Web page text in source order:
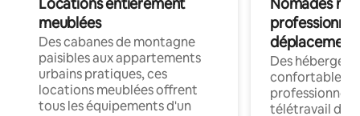
Locations entièrement
meublées
Des cabanes de montagne
paisibles aux appartements
urbains pratiques, ces
locations meublées offrent
tous les équipements d'un
Nomades
déplacement
Des
confortables
professionnels
télétravail